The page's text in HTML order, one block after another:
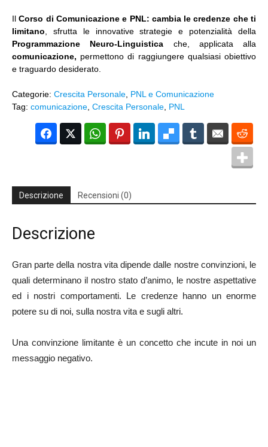
IlCorso di Comunicazione e PNL: cambia le credenze che ti
limitano , sfrutta le innovative strategie e potenzialità della
Programmazione Neuro-Linguistica che, applicata alla
comunicazione, permettono di raggiungere qualsiasi obiettivo
e traguardo desiderato.
Categorie: Crescita Personale PNL e Comunicazione
Tag: comunicazione Crescita Personale PNL
FacebookTwitter WhatsAppPinterestLinkedInDel Tumblr Email
Descrizione Recensioni (0)
Descrizione
Gran parte della nostra vita dipende dalle nostre convinzioni, le
quali determinano il nostro stato d’animo, le nostre aspettative
ed i nostri comportamenti. Le credenze hanno un enorme
potere su di noi, sulla nostra vita e sugli altri.
Una convinzione limitante è un concetto che incute in noi un
messaggio negativo.